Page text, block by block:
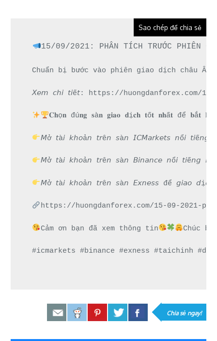
Sao chép để chia sẻ
15/09/2021: PHÂN TÍCH TRƯỚC PHIÊN
Chuẩn bị bước vào phiên giao dịch châu
𝘟𝘦𝘮 𝘤𝘩𝘪 𝘵𝘪ế𝘵: https://huongdanforex.com/
𝐂𝐡ọ𝐧 đú𝐧𝐠 𝐬à𝐧 𝐠𝐢𝐚𝐨 𝐝ị𝐜𝐡 𝐭ố𝐭 𝐧𝐡ấ𝐭 để 𝐛ắ𝐭
𝘔ở 𝘵à𝘪 𝘬𝘩𝘰ả𝘯 𝘵𝘳ê𝘯 𝘴à𝘯 𝘐𝘊𝘔𝘢𝘳𝘬𝘦𝘵𝘴 𝘯ổ𝘪
𝘔ở 𝘵à𝘪 𝘬𝘩𝘰ả𝘯 𝘵𝘳ê𝘯 𝘴à𝘯 𝘉𝘪𝘯𝘢𝘯𝘤𝘦 𝘯ổ𝘪
𝘔ở 𝘵à𝘪 𝘬𝘩𝘰ả𝘯 𝘵𝘳ê𝘯 𝘴à𝘯 𝘌𝘹𝘯𝘦𝘴𝘴 để 𝘨𝘪𝘢𝘰
https://huongdanforex.com/15-09-2021-
Cảm ơn bạn đã xem thông tin Chúc
#icmarkets #binance #exness #taichinh
Chia sẻ ngay!